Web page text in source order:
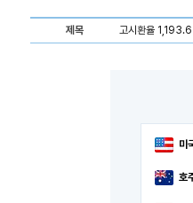
keys
navigate
제목 고시환율
미
호